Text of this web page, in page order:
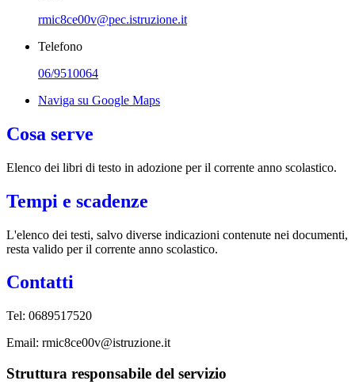
rmic8ce00v@pec.istruzione.it
Telefono
06/9510064
Naviga su Google Maps
Cosa serve
Elenco dei libri di testo in adozione per il corrente anno scolastico.
Tempi e scadenze
L'elenco dei testi, salvo diverse indicazioni contenute nei documenti,
resta valido per il corrente anno scolastico.
Contatti
Tel: 0689517520
Email: rmic8ce00v@istruzione.it
Struttura responsabile del servizio